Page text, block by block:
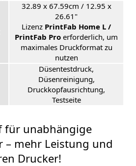
32.89 x 67.59cm / 12.95 x
26.61"
Lizenz PrintFab Home L /
PrintFab Pro erforderlich, um
maximales Druckformat zu
nutzen
Düsentestdruck,
Düsenreinigung,
Druckkopfausrichtung,
Testseite
für unabhängige
– mehr Leistung und
Drucker!